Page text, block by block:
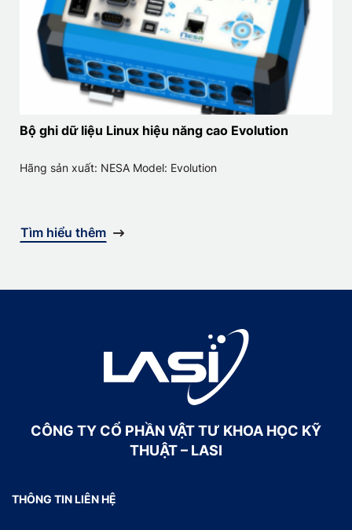
Bộ ghi dữ liệu Linux hiệu năng cao Evolution
Hãng sản xuất: NESA Model: Evolution
Tìm hiểu thêm
CÔNG TY CỔ PHẦN VẬT TƯ KHOA HỌC KỸ
THUẬT – LASI
THÔNG TIN LIÊN HỆ